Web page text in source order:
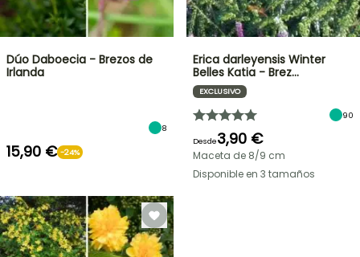
Dúo Daboecia - Brezos de
Irlanda
8
15,90 € -24%
Erica darleyensis Winter
Belles Katia - Brez…
EXCLUSIVO
90
Desde3,90 €
Maceta de 8/9 cm
Disponible en 3 tamaños